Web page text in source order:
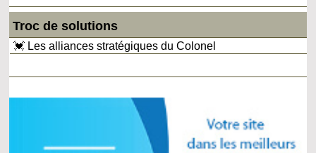
Troc de solutions
💓 Les alliances stratégiques du Colonel